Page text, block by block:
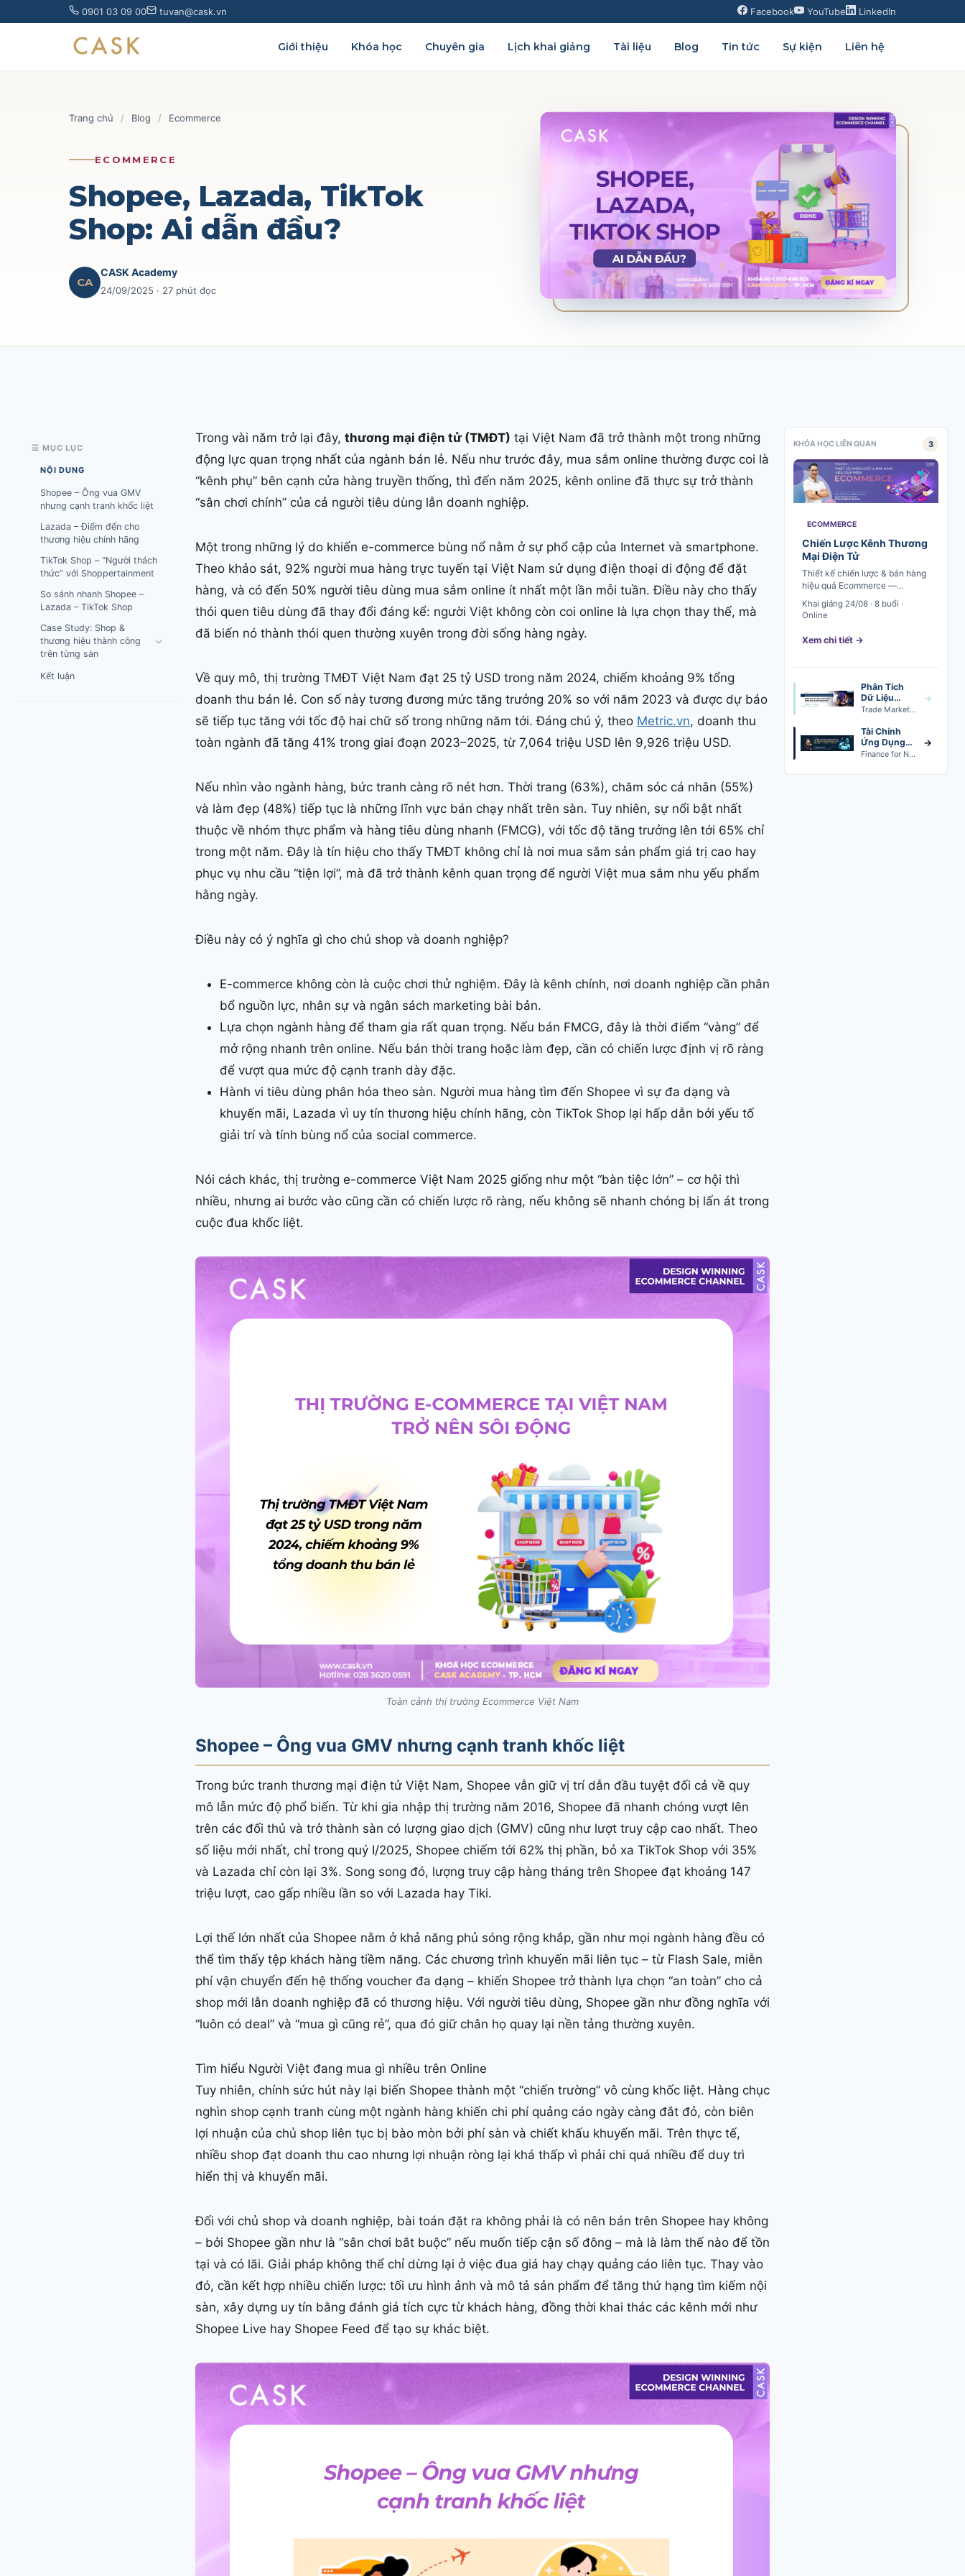
0901 03 09 00 tuvan@cask.vn Facebook YouTube LinkedIn
Giới thiệu Khóa học Chuyên gia Lịch khai giảng Tài liệu Blog Tin tức Sự kiện Liên hệ
Trang chủ / Blog / Ecommerce
ECOMMERCE
Shopee, Lazada, TikTok
Shop: Ai dẫn đầu?
CA
CASK Academy
24/09/2025 · 27 phút đọc
☰ MỤC LỤC
NỘI DUNG
Shopee – Ông vua GMV
nhưng cạnh tranh khốc liệt
Lazada – Điểm đến cho
thương hiệu chính hãng
TikTok Shop – “Người thách
thức” với Shoppertainment
So sánh nhanh Shopee –
Lazada – TikTok Shop
Case Study: Shop &
thương hiệu thành công
trên từng sàn
Kết luận
KHÓA HỌC LIÊN QUAN 3
ECOMMERCE
Chiến Lược Kênh Thương
Mại Điện Tử
Thiết kế chiến lược & bán hàng
hiệu quả Ecommerce —
Shopee, Lazada, TikTok Shop
Khai giảng 24/08 · 8 buổi ·
Online
Xem chi tiết →
Phân Tích
Dữ Liệu
Trade
Trade Marketing Data Analytics · Khai giảng 24/08
→
Tài Chính
Ứng Dụng
Cho Quản Lý
Finance for Non-Finance · Khai giảng 19/09
→
Trong vài năm trở lại đây, thương mại điện tử (TMĐT) tại Việt Nam đã trở thành một trong những
động lực quan trọng nhất của ngành bán lẻ. Nếu như trước đây, mua sắm online thường được coi là
“kênh phụ” bên cạnh cửa hàng truyền thống, thì đến năm 2025, kênh online đã thực sự trở thành
“sân chơi chính” của cả người tiêu dùng lẫn doanh nghiệp.
Một trong những lý do khiến e-commerce bùng nổ nằm ở sự phổ cập của Internet và smartphone.
Theo khảo sát, 92% người mua hàng trực tuyến tại Việt Nam sử dụng điện thoại di động để đặt
hàng, và có đến 50% người tiêu dùng mua sắm online ít nhất một lần mỗi tuần. Điều này cho thấy
thói quen tiêu dùng đã thay đổi đáng kể: người Việt không còn coi online là lựa chọn thay thế, mà
đã biến nó thành thói quen thường xuyên trong đời sống hàng ngày.
Về quy mô, thị trường TMĐT Việt Nam đạt 25 tỷ USD trong năm 2024, chiếm khoảng 9% tổng
doanh thu bán lẻ. Con số này tương đương mức tăng trưởng 20% so với năm 2023 và được dự báo
sẽ tiếp tục tăng với tốc độ hai chữ số trong những năm tới. Đáng chú ý, theo Metric.vn, doanh thu
toàn ngành đã tăng 41% trong giai đoạn 2023–2025, từ 7,064 triệu USD lên 9,926 triệu USD.
Nếu nhìn vào ngành hàng, bức tranh càng rõ nét hơn. Thời trang (63%), chăm sóc cá nhân (55%)
và làm đẹp (48%) tiếp tục là những lĩnh vực bán chạy nhất trên sàn. Tuy nhiên, sự nổi bật nhất
thuộc về nhóm thực phẩm và hàng tiêu dùng nhanh (FMCG), với tốc độ tăng trưởng lên tới 65% chỉ
trong một năm. Đây là tín hiệu cho thấy TMĐT không chỉ là nơi mua sắm sản phẩm giá trị cao hay
phục vụ nhu cầu “tiện lợi”, mà đã trở thành kênh quan trọng để người Việt mua sắm nhu yếu phẩm
hằng ngày.
Điều này có ý nghĩa gì cho chủ shop và doanh nghiệp?
E-commerce không còn là cuộc chơi thử nghiệm. Đây là kênh chính, nơi doanh nghiệp cần phân
bổ nguồn lực, nhân sự và ngân sách marketing bài bản.
Lựa chọn ngành hàng để tham gia rất quan trọng. Nếu bán FMCG, đây là thời điểm “vàng” để
mở rộng nhanh trên online. Nếu bán thời trang hoặc làm đẹp, cần có chiến lược định vị rõ ràng
để vượt qua mức độ cạnh tranh dày đặc.
Hành vi tiêu dùng phân hóa theo sàn. Người mua hàng tìm đến Shopee vì sự đa dạng và
khuyến mãi, Lazada vì uy tín thương hiệu chính hãng, còn TikTok Shop lại hấp dẫn bởi yếu tố
giải trí và tính bùng nổ của social commerce.
Nói cách khác, thị trường e-commerce Việt Nam 2025 giống như một “bàn tiệc lớn” – cơ hội thì
nhiều, nhưng ai bước vào cũng cần có chiến lược rõ ràng, nếu không sẽ nhanh chóng bị lấn át trong
cuộc đua khốc liệt.
Toàn cảnh thị trường Ecommerce Việt Nam
Shopee – Ông vua GMV nhưng cạnh tranh khốc liệt
Trong bức tranh thương mại điện tử Việt Nam, Shopee vẫn giữ vị trí dẫn đầu tuyệt đối cả về quy
mô lẫn mức độ phổ biến. Từ khi gia nhập thị trường năm 2016, Shopee đã nhanh chóng vượt lên
trên các đối thủ và trở thành sàn có lượng giao dịch (GMV) cũng như lượt truy cập cao nhất. Theo
số liệu mới nhất, chỉ trong quý I/2025, Shopee chiếm tới 62% thị phần, bỏ xa TikTok Shop với 35%
và Lazada chỉ còn lại 3%. Song song đó, lượng truy cập hàng tháng trên Shopee đạt khoảng 147
triệu lượt, cao gấp nhiều lần so với Lazada hay Tiki.
Lợi thế lớn nhất của Shopee nằm ở khả năng phủ sóng rộng khắp, gần như mọi ngành hàng đều có
thể tìm thấy tệp khách hàng tiềm năng. Các chương trình khuyến mãi liên tục – từ Flash Sale, miễn
phí vận chuyển đến hệ thống voucher đa dạng – khiến Shopee trở thành lựa chọn “an toàn” cho cả
shop mới lẫn doanh nghiệp đã có thương hiệu. Với người tiêu dùng, Shopee gần như đồng nghĩa với
“luôn có deal” và “mua gì cũng rẻ”, qua đó giữ chân họ quay lại nền tảng thường xuyên.
Tìm hiểu Người Việt đang mua gì nhiều trên Online
Tuy nhiên, chính sức hút này lại biến Shopee thành một “chiến trường” vô cùng khốc liệt. Hàng chục
nghìn shop cạnh tranh cùng một ngành hàng khiến chi phí quảng cáo ngày càng đắt đỏ, còn biên
lợi nhuận của chủ shop liên tục bị bào mòn bởi phí sàn và chiết khấu khuyến mãi. Trên thực tế,
nhiều shop đạt doanh thu cao nhưng lợi nhuận ròng lại khá thấp vì phải chi quá nhiều để duy trì
hiển thị và khuyến mãi.
Đối với chủ shop và doanh nghiệp, bài toán đặt ra không phải là có nên bán trên Shopee hay không
– bởi Shopee gần như là “sân chơi bắt buộc” nếu muốn tiếp cận số đông – mà là làm thế nào để tồn
tại và có lãi. Giải pháp không thể chỉ dừng lại ở việc đua giá hay chạy quảng cáo liên tục. Thay vào
đó, cần kết hợp nhiều chiến lược: tối ưu hình ảnh và mô tả sản phẩm để tăng thứ hạng tìm kiếm nội
sàn, xây dựng uy tín bằng đánh giá tích cực từ khách hàng, đồng thời khai thác các kênh mới như
Shopee Live hay Shopee Feed để tạo sự khác biệt.